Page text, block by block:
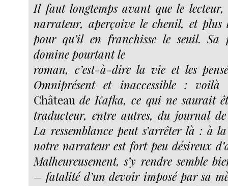
Il faut longtemps avant que le
narrateur, aperçoive le chenil, et plus
pour qu’il en franchisse le seuil. Sa
domine pourtant le
roman, c’est-à-dire la vie et les
Omniprésent et inaccessible :
Châteaude Kafka, ce qui ne saurait
traducteur, entre autres, du journal de
La ressemblance peut s’arrêter là : à
notre narrateur est fort peu désireux
Malheureusement, s’y rendre semble
– fatalité d’un devoir imposé par sa